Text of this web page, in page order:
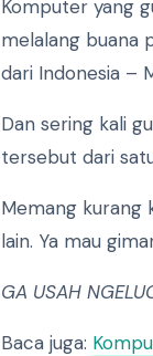
Komputer yang
melalang buana
dari Indonesia –
Dan sering kali
tersebut dari
Memang kurang
lain. Ya mau
GA USAH
Baca juga: